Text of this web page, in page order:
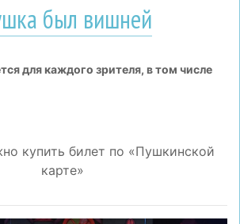
был вишней
для каждого зрителя, в том числе
купить билет по «Пушкинской
карте»